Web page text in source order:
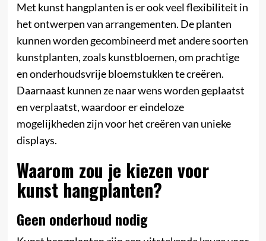
Met kunst hangplanten is er ook veel flexibiliteit in
het ontwerpen van arrangementen. De planten
kunnen worden gecombineerd met andere soorten
kunstplanten, zoals kunstbloemen, om prachtige
en onderhoudsvrije bloemstukken te creëren.
Daarnaast kunnen ze naar wens worden geplaatst
en verplaatst, waardoor er eindeloze
mogelijkheden zijn voor het creëren van unieke
displays.
Waarom zou je kiezen voor
kunst hangplanten?
Geen onderhoud nodig